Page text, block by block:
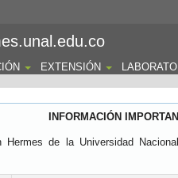
EXTENSIÓN
INFORMACIÓN
Hermes de la Universidad